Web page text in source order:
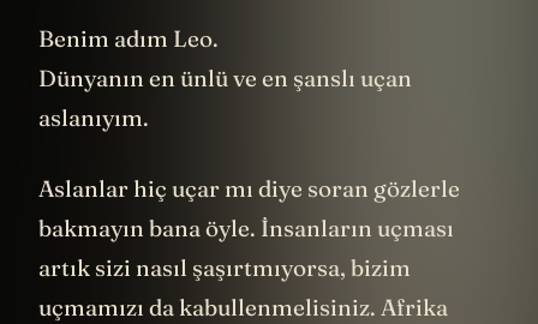
Benim adım Leo.
Dünyanın en ünlü ve en şanslı uçan
aslanıyım.
Aslanlar hiç uçar mı diye soran gözlerle
bakmayın bana öyle. İnsanların uçması
artık sizi nasıl şaşırtmıyorsa, bizim
uçmamızı da kabullenmelisiniz. Afrika